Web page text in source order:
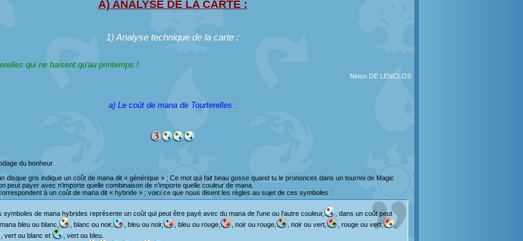
A) ANALYSE DE LA CARTE :
1) Analyse technique de la carte :
qui ne baisent qu'au printemps !
Ninon DE LENCLOS
a) Le coût de mana de Tourterelles :
du bonheur.
disque gris indique un coût de mana dit « générique » ; Ce mot qui fait beau gosse quand tu le prononces dans un tournoi de Magic
peut payer avec n’importe quelle combinaison de n’importe quelle couleur de mana.
à un coût de mana dit « hybride » ; voici ce que nous disent les règles au sujet de ces symboles :
symboles de mana hybrides représente un coût qui peut être payé avec du mana de l'une ou l'autre couleur,
, dans un coût peut
bleu ou blanc,
, blanc ou noir, , bleu ou noir, , bleu ou rouge, , noir ou rouge, , noir ou vert, , rouge ou vert,
,
, vert ou blanc et
, vert ou bleu.